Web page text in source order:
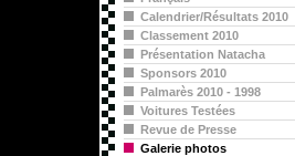
Calendrier/Résultats 2010
Classement 2010
Présentation Natacha
Sponsors 2010
Palmarès 2010 - 1998
Voitures Testées
Revue de Presse
Galerie photos